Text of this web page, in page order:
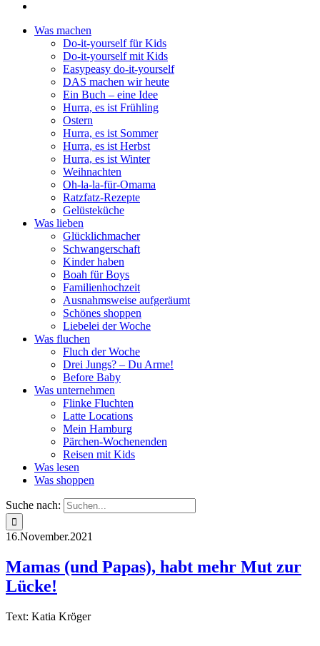
Was machen
Do-it-yourself für Kids
Do-it-yourself mit Kids
Easypeasy do-it-yourself
DAS machen wir heute
Ein Buch – eine Idee
Hurra, es ist Frühling
Ostern
Hurra, es ist Sommer
Hurra, es ist Herbst
Hurra, es ist Winter
Weihnachten
Oh-la-la-für-Omama
Ratzfatz-Rezepte
Gelüsteküche
Was lieben
Glücklichmacher
Schwangerschaft
Kinder haben
Boah für Boys
Familienhochzeit
Ausnahmsweise aufgeräumt
Schönes shoppen
Liebelei der Woche
Was fluchen
Fluch der Woche
Drei Jungs? – Du Arme!
Before Baby
Was unternehmen
Flinke Fluchten
Latte Locations
Mein Hamburg
Pärchen-Wochenenden
Reisen mit Kids
Was lesen
Was shoppen
Suche nach:
16.November.2021
Mamas (und Papas), habt mehr Mut zur
Lücke!
Text: Katia Kröger